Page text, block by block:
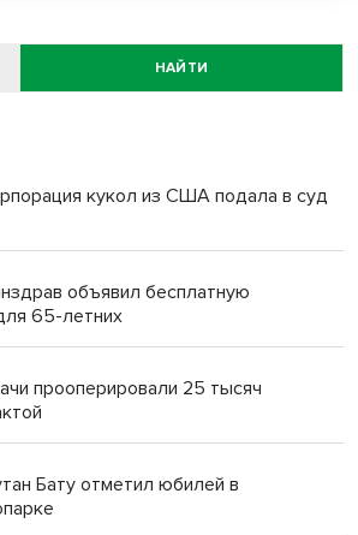
НАЙТИ
кукол из США подала в суд
объявил бесплатную
65-летних
прооперировали 25 тысяч
Бату отметил юбилей в